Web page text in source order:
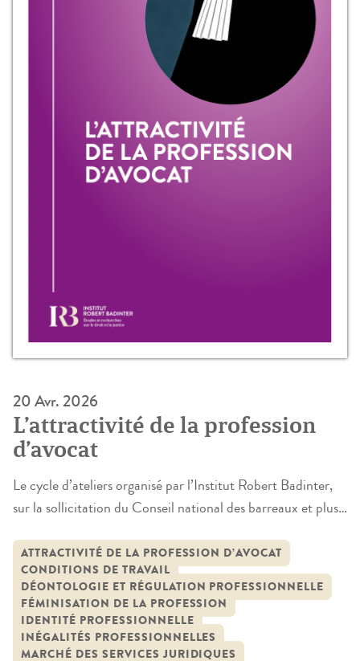
20 Avr. 2026
L’attractivité de la profession
d’avocat
Le cycle d’ateliers organisé par l’Institut Robert Badinter,
sur la sollicitation du Conseil national des barreaux et plus
avocats, analyse l’attractivité de la profession d’avocat dans
un contexte de profondes transformations. Malgré une
croissance démographique soutenue, une féminisation et
un rajeunissement marqués, la profession connaît des
départs […]
ATTRACTIVITÉ DE LA PROFESSION D’AVOCAT
CONDITIONS DE TRAVAIL
DÉONTOLOGIE ET RÉGULATION PROFESSIONNELLE
FÉMINISATION DE LA PROFESSION
IDENTITÉ PROFESSIONNELLE
INÉGALITÉS PROFESSIONNELLES
MARCHÉ DES SERVICES JURIDIQUES